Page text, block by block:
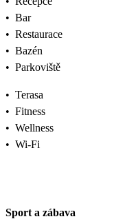
• Bar
• Restaurace
• Bazén
• Parkoviště
• Terasa
• Fitness
• Wellness
• Wi-Fi
Sport a zábava